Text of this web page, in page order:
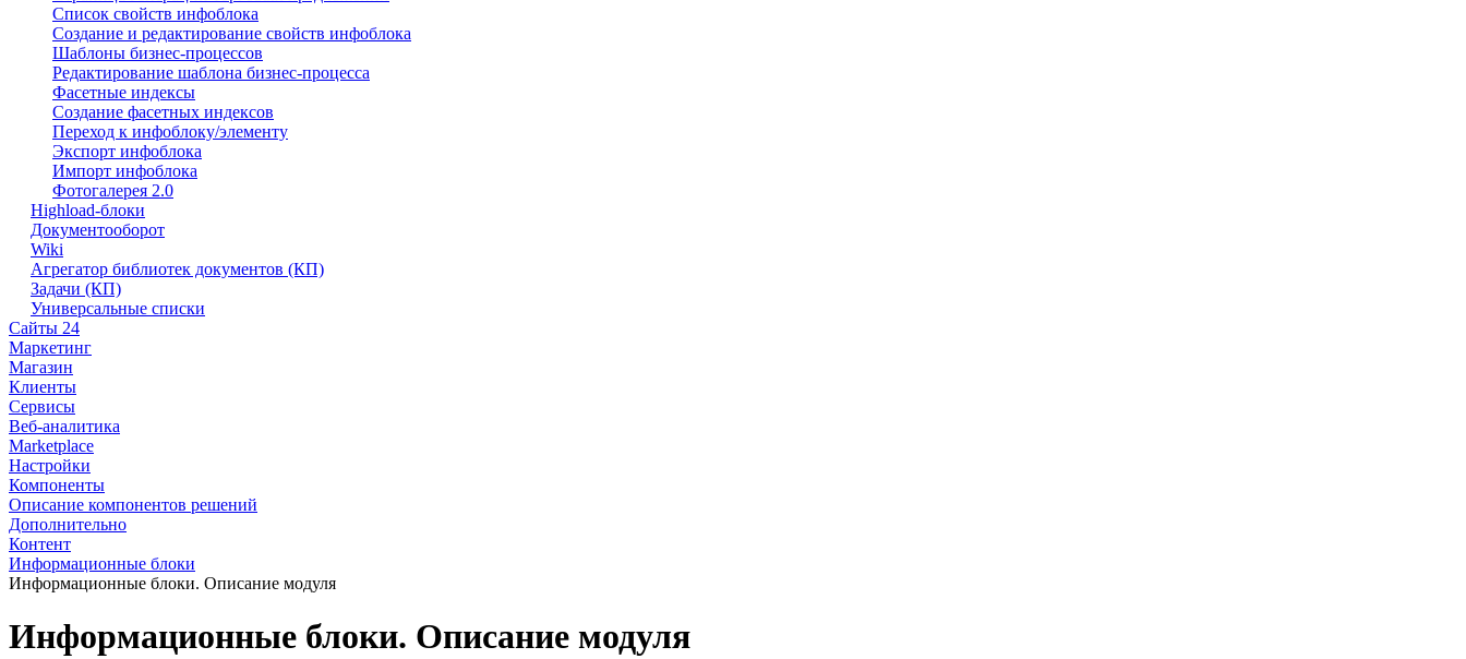
Список свойств инфоблока
Создание и редактирование свойств инфоблока
Шаблоны бизнес-процессов
Редактирование шаблона бизнес-процесса
Фасетные индексы
Создание фасетных индексов
Переход к инфоблоку/элементу
Экспорт инфоблока
Импорт инфоблока
Фотогалерея 2.0
Highload-блоки
Документооборот
Wiki
Агрегатор библиотек документов (КП)
Задачи (КП)
Универсальные списки
Сайты 24
Маркетинг
Магазин
Клиенты
Сервисы
Веб-аналитика
Marketplace
Настройки
Компоненты
Описание компонентов решений
Дополнительно
Контент
Информационные блоки
Информационные блоки. Описание модуля
Информационные блоки. Описание модуля